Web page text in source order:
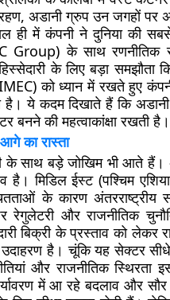
अडानी ग्रुप उन जगहों पर
ही में कंपनी ने दुनिया की
Group) के साथ
के लिए बड़ा समझौता
(IMEC) को ध्यान में रखते हुए
है। ये कदम दिखाते हैं कि
बनने की महत्वाकांक्षा रखती है।
का रास्ता
के साथ बड़े जोखिम भी आते हैं।
है। मिडिल ईस्ट (पश्चिम
के कारण अंतरराष्ट्रीय
रेगुलेटरी और राजनीतिक
बिक्री के प्रस्ताव को
है। चूंकि यह सेक्टर
और राजनीतिक स्थिरता
में आ रहे बदलाव और सौर